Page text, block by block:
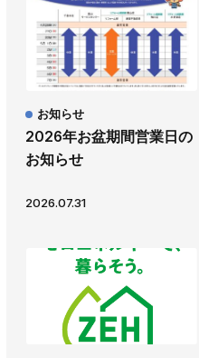
2026年お盆期間営業日の
お知らせ
お知らせ
2026.07.31